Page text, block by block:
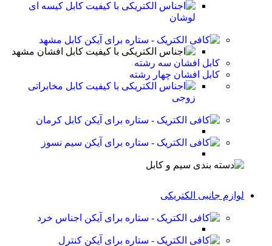
کابل کیسه ای
لوشان
کابل مشهد
کابل افشان مشهد
کابل افشان سه رشته
کابل افشان چهار رشته
کابل مخابراتی
زوجی
کابل کرمان
سیم نسوز
لوازم جانبی الکتریکی
اجناس خرد
کنترل